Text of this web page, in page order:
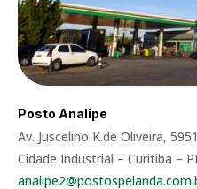
Posto Analipe
Av. Juscelino K.de Oliveira, 5951
Cidade Industrial – Curitiba –